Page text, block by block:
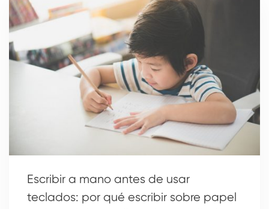
Escribir a mano antes de usar
teclados: por qué escribir sobre papel